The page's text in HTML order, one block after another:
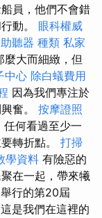
員，他們不會錯
動。 眼科權威
助聽器 種類 私家
麼大而細緻，但
中心 除白蟻費用
因為我們專注於
奮。 按摩證照
任何看過至少一
轉折點。 打掃
學資料 有險惡的
在一起，帶來犧
行的第20屆
是我們在這裡的